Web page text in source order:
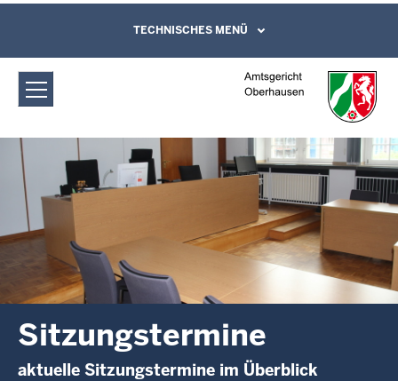
Amtsgericht Oberhausen:
Sitzungstermine
Direkt zum Inhalt
Leichte Sprache, Gebärdensprachenvideo
und Kontaktformular
TECHNISCHES MENÜ
Sitzungstermine
aktuelle Sitzungstermine im Überblick